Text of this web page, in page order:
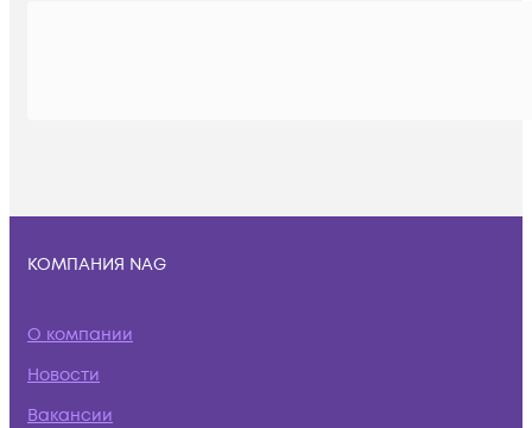
КОМПАНИЯ NAG
О компании
Новости
Вакансии